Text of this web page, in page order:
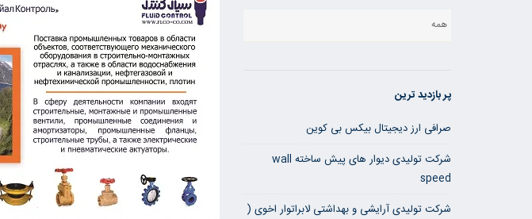
همه
پر بازدید ترین
صرافی ارز دیجیتال بیکس بی کوین
شرکت تولیدی دیوار های پیش ساخته wall
speed
شرکت تولیدی آرایشی و بهداشتی لابراتوار اخوی (